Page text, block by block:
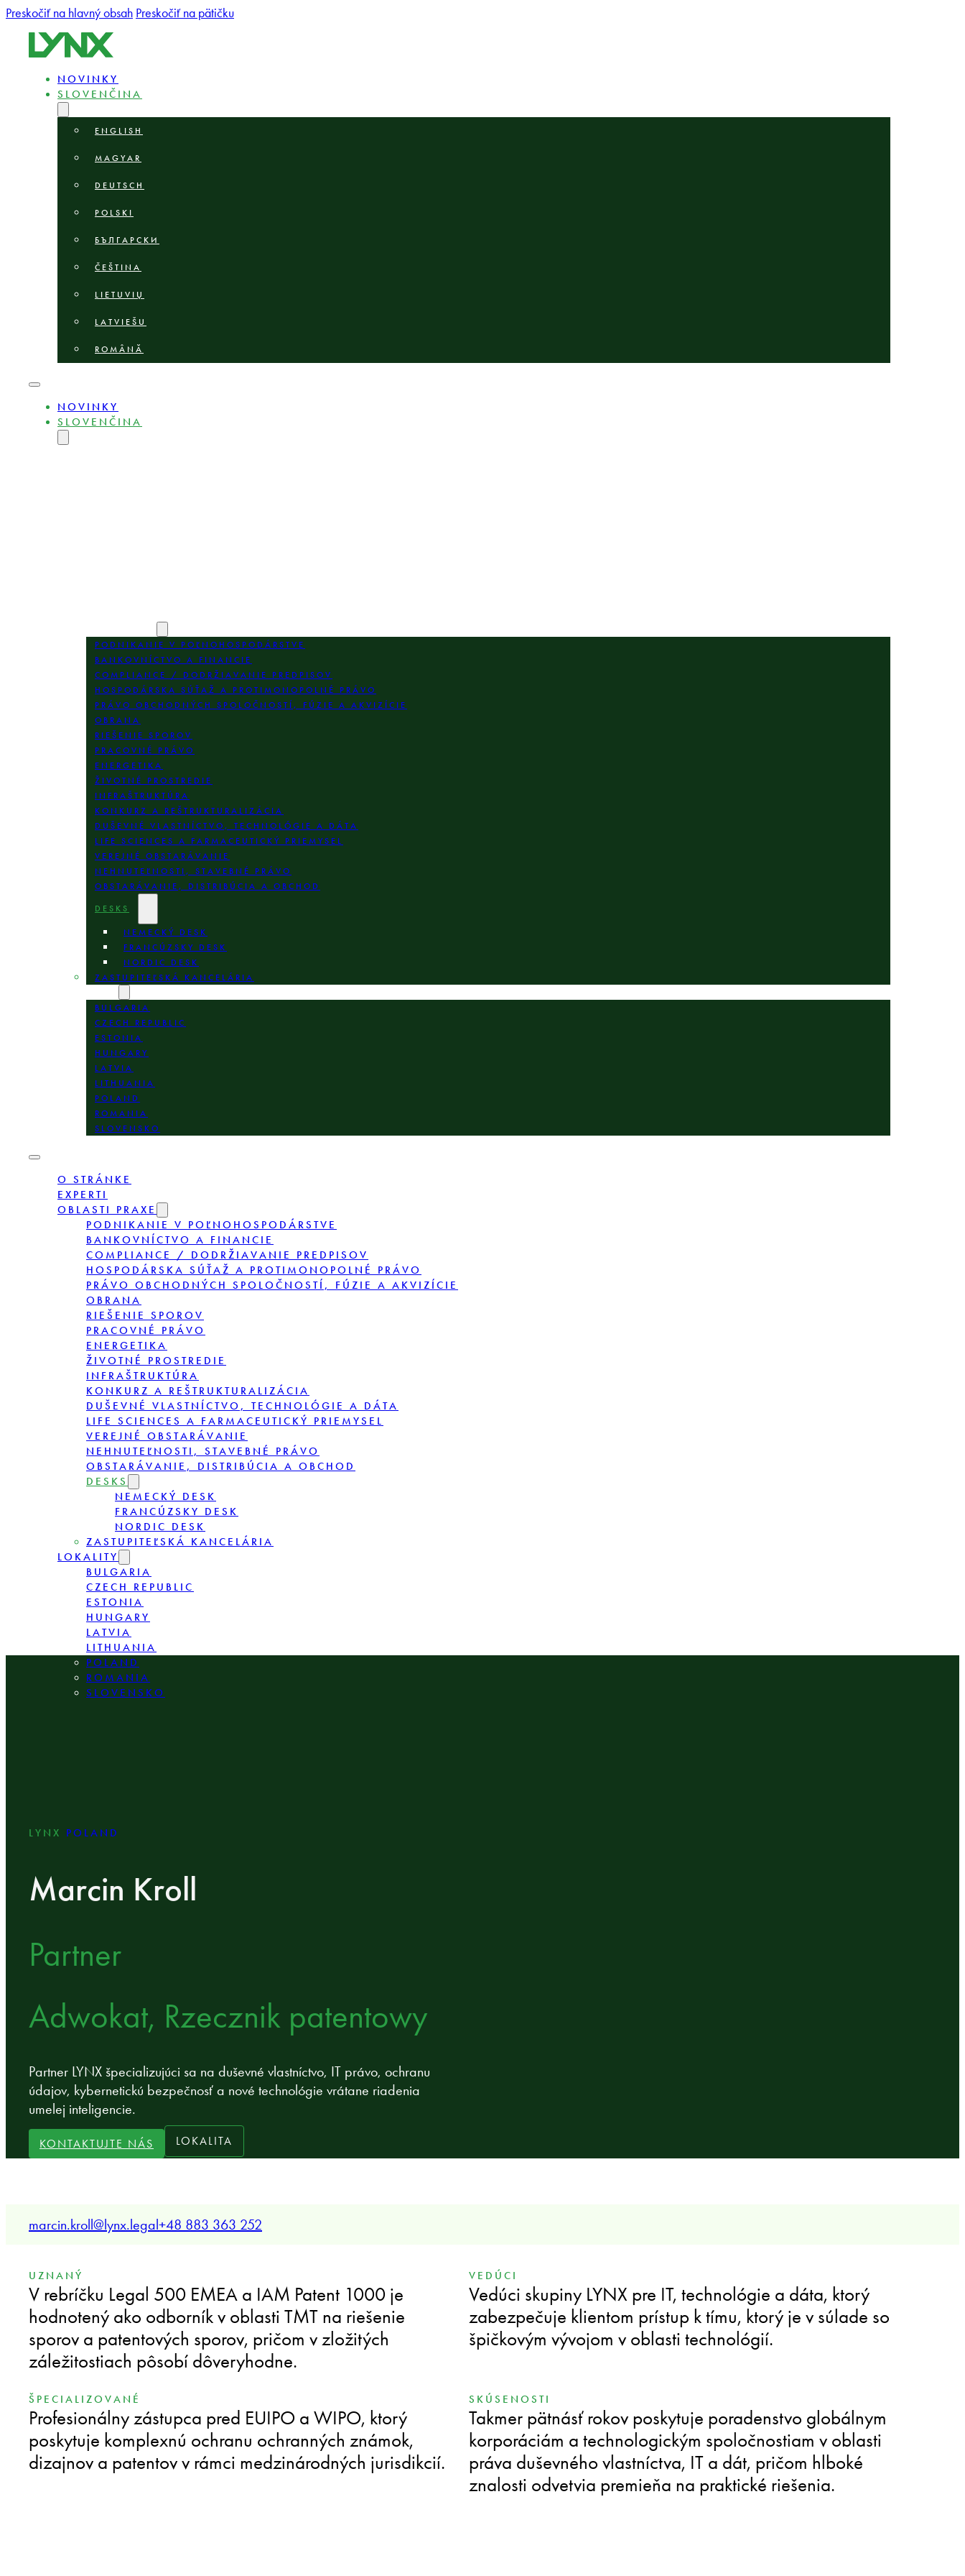
Preskočiť na hlavný obsah Preskočiť na pätičku
NOVINKY
SLOVENČINA
ENGLISH
MAGYAR
DEUTSCH
POLSKI
БЪЛГАРСКИ
ČEŠTINA
LIETUVIŲ
LATVIEŠU
ROMÂNĂ
NOVINKY
SLOVENČINA
PODNIKANIE V POĽNOHOSPODÁRSTVE
BANKOVNÍCTVO A FINANCIE
COMPLIANCE / DODRŽIAVANIE PREDPISOV
HOSPODÁRSKA SÚŤAŽ A PROTIMONOPOLNÉ PRÁVO
PRÁVO OBCHODNÝCH SPOLOČNOSTÍ, FÚZIE A AKVIZÍCIE
OBRANA
RIEŠENIE SPOROV
PRACOVNÉ PRÁVO
ENERGETIKA
ŽIVOTNÉ PROSTREDIE
INFRAŠTRUKTÚRA
KONKURZ A REŠTRUKTURALIZÁCIA
DUŠEVNÉ VLASTNÍCTVO, TECHNOLÓGIE A DÁTA
LIFE SCIENCES A FARMACEUTICKÝ PRIEMYSEL
VEREJNÉ OBSTARÁVANIE
NEHNUTEĽNOSTI, STAVEBNÉ PRÁVO
OBSTARÁVANIE, DISTRIBÚCIA A OBCHOD
DESKS
NEMECKÝ DESK
FRANCÚZSKY DESK
NORDIC DESK
ZASTUPITEĽSKÁ KANCELÁRIA
BULGARIA
CZECH REPUBLIC
ESTONIA
HUNGARY
LATVIA
LITHUANIA
POLAND
ROMANIA
SLOVENSKO
O STRÁNKE
EXPERTI
OBLASTI PRAXE
PODNIKANIE V POĽNOHOSPODÁRSTVE
BANKOVNÍCTVO A FINANCIE
COMPLIANCE / DODRŽIAVANIE PREDPISOV
HOSPODÁRSKA SÚŤAŽ A PROTIMONOPOLNÉ PRÁVO
PRÁVO OBCHODNÝCH SPOLOČNOSTÍ, FÚZIE A AKVIZÍCIE
OBRANA
RIEŠENIE SPOROV
PRACOVNÉ PRÁVO
ENERGETIKA
ŽIVOTNÉ PROSTREDIE
INFRAŠTRUKTÚRA
KONKURZ A REŠTRUKTURALIZÁCIA
DUŠEVNÉ VLASTNÍCTVO, TECHNOLÓGIE A DÁTA
LIFE SCIENCES A FARMACEUTICKÝ PRIEMYSEL
VEREJNÉ OBSTARÁVANIE
NEHNUTEĽNOSTI, STAVEBNÉ PRÁVO
OBSTARÁVANIE, DISTRIBÚCIA A OBCHOD
DESKS
NEMECKÝ DESK
FRANCÚZSKY DESK
NORDIC DESK
ZASTUPITEĽSKÁ KANCELÁRIA
LOKALITY
BULGARIA
CZECH REPUBLIC
ESTONIA
HUNGARY
LATVIA
LITHUANIA
POLAND
ROMANIA
SLOVENSKO
LYNX POLAND
Marcin Kroll
Partner
Adwokat, Rzecznik patentowy
Partner LYNX špecializujúci sa na duševné vlastníctvo, IT právo, ochranu
údajov, kybernetickú bezpečnosť a nové technológie vrátane riadenia
umelej inteligencie.
KONTAKTUJTE NÁS LOKALITA
marcin.kroll@lynx.legal+48 883 363 252
UZNANÝ
V rebríčku Legal 500 EMEA a IAM Patent 1000 je
hodnotený ako odborník v oblasti TMT na riešenie
sporov a patentových sporov, pričom v zložitých
záležitostiach pôsobí dôveryhodne.
VEDÚCI
Vedúci skupiny LYNX pre IT, technológie a dáta, ktorý
zabezpečuje klientom prístup k tímu, ktorý je v súlade so
špičkovým vývojom v oblasti technológií.
ŠPECIALIZOVANÉ
Profesionálny zástupca pred EUIPO a WIPO, ktorý
poskytuje komplexnú ochranu ochranných známok,
dizajnov a patentov v rámci medzinárodných jurisdikcií.
SKÚSENOSTI
Takmer pätnásť rokov poskytuje poradenstvo globálnym
korporáciám a technologickým spoločnostiam v oblasti
práva duševného vlastníctva, IT a dát, pričom hlboké
znalosti odvetvia premieňa na praktické riešenia.